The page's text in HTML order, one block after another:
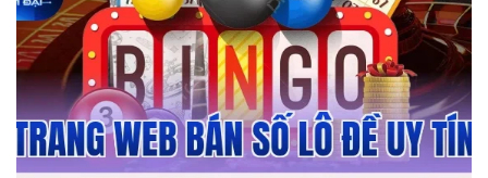
Trang Web Bán Số Lô Đề Uy Tín